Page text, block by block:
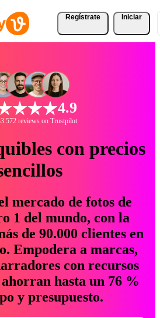
Regístrate Iniciar
4.9
reviews on Trustpilot
con precios
mercado de fotos de
1 del mundo, con la
de 90.000 clientes en
Empodera a marcas,
con recursos
hasta un 76 %
y presupuesto.